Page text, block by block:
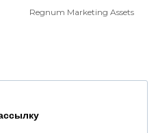
Regnum Marketing Assets